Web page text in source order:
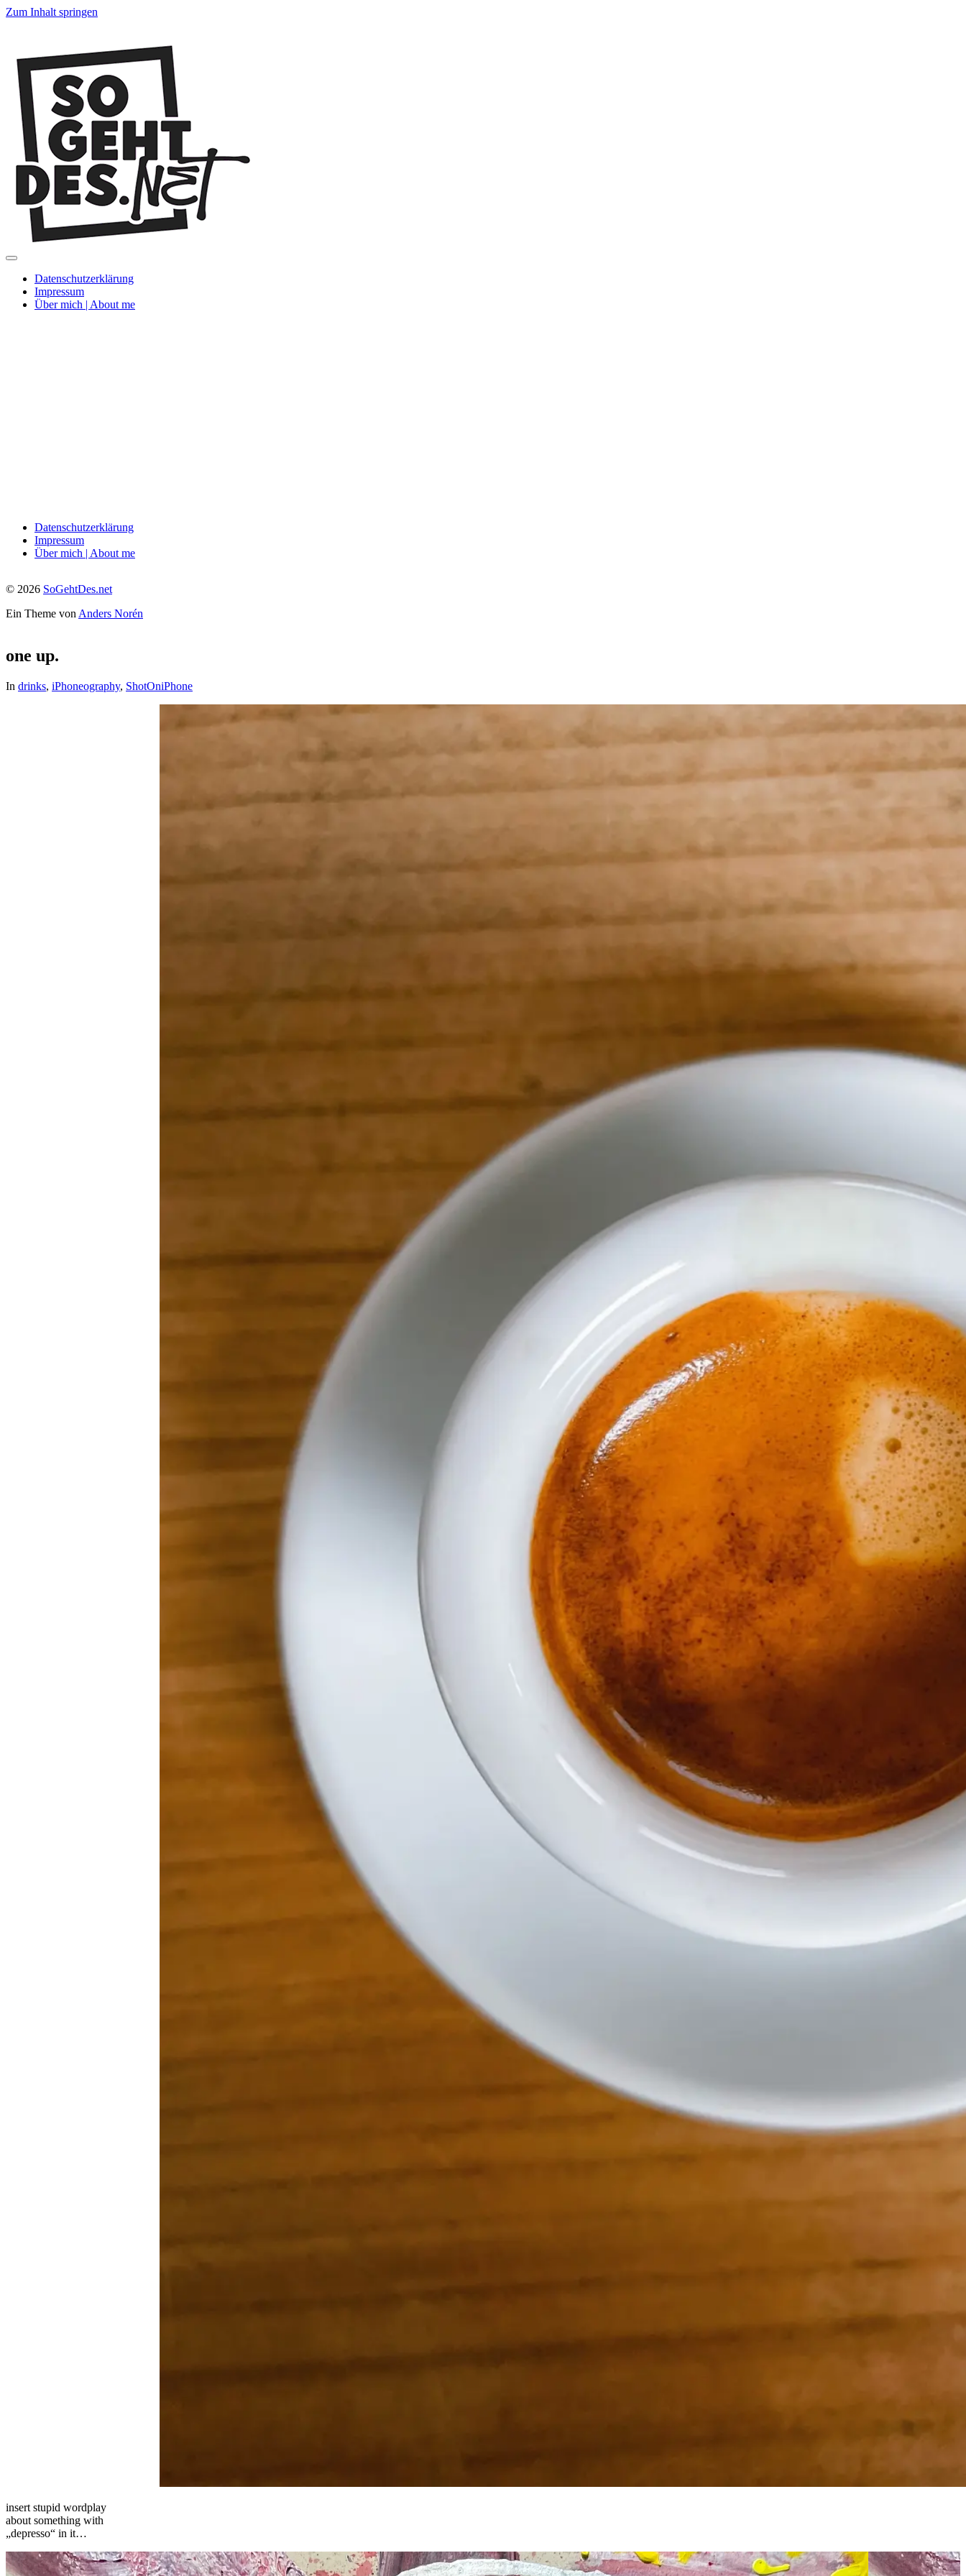
Zum Inhalt springen
Menü
umschaltenDatenschutzerklärung
Impressum
Über mich | About me
Datenschutzerklärung
Impressum
Über mich | About me
© 2026 SoGehtDes.net
Ein Theme von Anders Norén
one up.
In drinks, iPhoneography, ShotOniPhone
insert stupid wordplay
about something with
„depresso“ in it…